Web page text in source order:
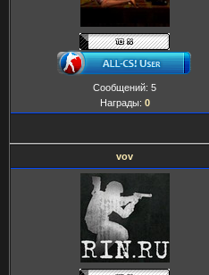
Сообщений: 5
Награды: 0
vov